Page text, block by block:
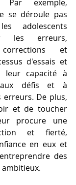
Par exemple,
se déroule pas
adolescents
les erreurs,
et
d'essais et
leur capacité à
aux défis et à
De plus,
et de toucher
procure une
et fierté,
en eux et
des